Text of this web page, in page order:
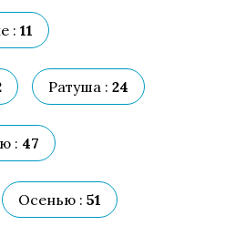
: 11
Ратуша : 24
: 47
Осенью : 51